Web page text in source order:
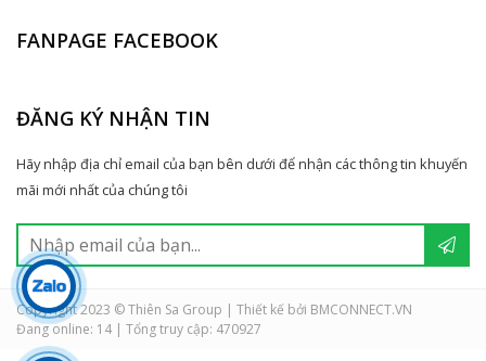
FANPAGE FACEBOOK
ĐĂNG KÝ NHẬN TIN
Hãy nhập địa chỉ email của bạn bên dưới để nhận các thông tin khuyến
mãi mới nhất của chúng tôi
Copyright 2023 © Thiên Sa Group | Thiết kế bởi BMCONNECT.VN
Đang online: 14 | Tổng truy cập: 470927